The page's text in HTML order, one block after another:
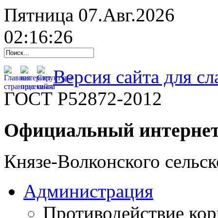
Пятница 07.Авг.2026
02:16:27
Версия сайта для
ГОСТ Р52872-2012
Официальный
Князе-Волконского
Администрация
Противодействие